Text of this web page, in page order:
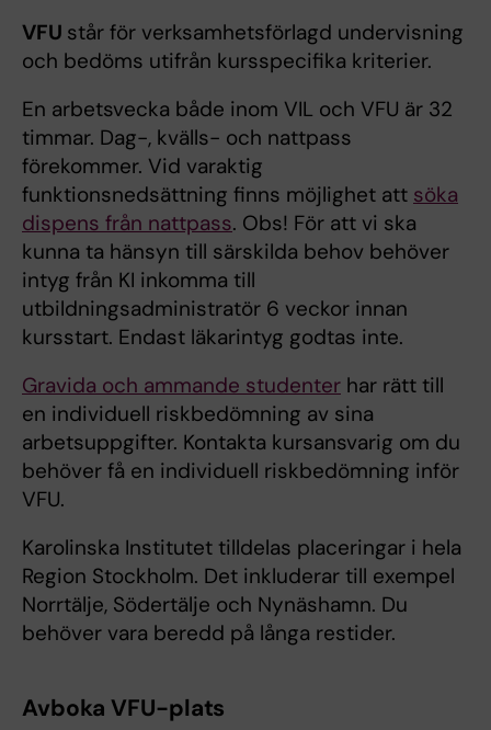
VFU står för verksamhetsförlagd undervisning
och bedöms utifrån kursspecifika kriterier.
En arbetsvecka både inom VIL och VFU är 32
timmar. Dag-, kvälls- och nattpass
förekommer. Vid varaktig
funktionsnedsättning finns möjlighet att söka
dispens från nattpass. Obs! För att vi ska
kunna ta hänsyn till särskilda behov behöver
intyg från KI inkomma till
utbildningsadministratör 6 veckor innan
kursstart. Endast läkarintyg godtas inte.
Gravida och ammande studenter har rätt till
en individuell riskbedömning av sina
arbetsuppgifter. Kontakta kursansvarig om du
behöver få en individuell riskbedömning inför
VFU.
Karolinska Institutet tilldelas placeringar i hela
Region Stockholm. Det inkluderar till exempel
Norrtälje, Södertälje och Nynäshamn. Du
behöver vara beredd på långa restider.
Avboka VFU-plats